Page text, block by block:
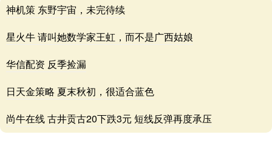
神机策 东野宇宙，未完待续
星火牛 请叫她数学家王虹，而不是广西姑娘
华信配资 反季捡漏
日天金策略 夏末秋初，很适合蓝色
尚牛在线 古井贡古20下跌3元 短线反弹再度承压